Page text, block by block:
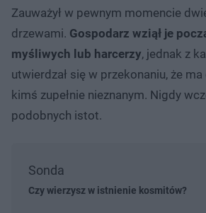
Zauważył w pewnym momencie
drzewami. Gospodarz wziął je
myśliwych lub harcerzy, jednak z
utwierdzał się w przekonaniu, że
kimś zupełnie nieznanym. Nigdy
podobnych istot.
Sonda
Czy wierzysz w istnienie kosmitów?